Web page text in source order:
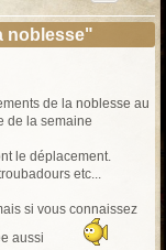
noblesse"
de la noblesse au
de la semaine
le déplacement.
etc...
si vous connaissez
aussi